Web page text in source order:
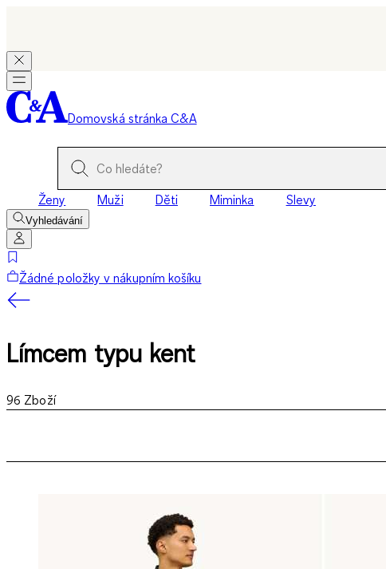
Domovská stránka C&A
Ženy Muži Děti Miminka Slevy
Vyhledávání
Žádné položky v nákupním košíku
Límcem typu kent
96 Zboží